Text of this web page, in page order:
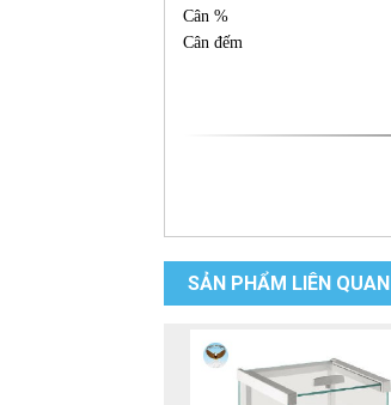
Cân %
Cân đếm
SẢN PHẨM LIÊN QUAN